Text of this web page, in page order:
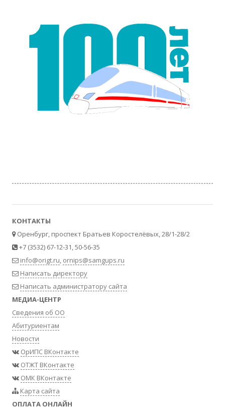
КОНТАКТЫ
Оренбург, проспект Братьев Коростелёвых, 28/1-28/2
+7 (3532) 67-12-31, 50-56-35
info@origt.ru, ornips@samgups.ru
Написать директору
Написать администратору сайта
МЕДИА-ЦЕНТР
Сведения об ОО
Абитуриентам
Новости
ОрИПС ВКонтакте
ОТЖТ ВКонтакте
ОМК ВКонтакте
Карта сайта
ОПЛАТА ОНЛАЙН